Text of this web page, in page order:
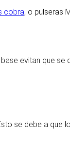
cobra, o pulseras
evitan que se
se debe a que